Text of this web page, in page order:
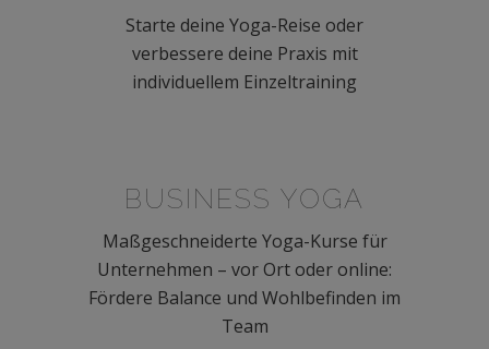
Starte deine Yoga-Reise oder
verbessere deine Praxis mit
individuellem Einzeltraining
BUSINESS YOGA
Maßgeschneiderte Yoga-Kurse für
Unternehmen – vor Ort oder online:
Fördere Balance und Wohlbefinden im
Team